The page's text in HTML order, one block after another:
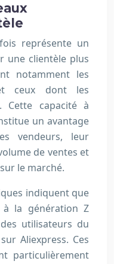
représente un
une clientèle plus
notamment les
ceux dont les
Cette capacité à
un avantage
vendeurs, leur
de ventes et
le marché.
indiquent que
à la génération Z
utilisateurs du
Aliexpress. Ces
particulièrement